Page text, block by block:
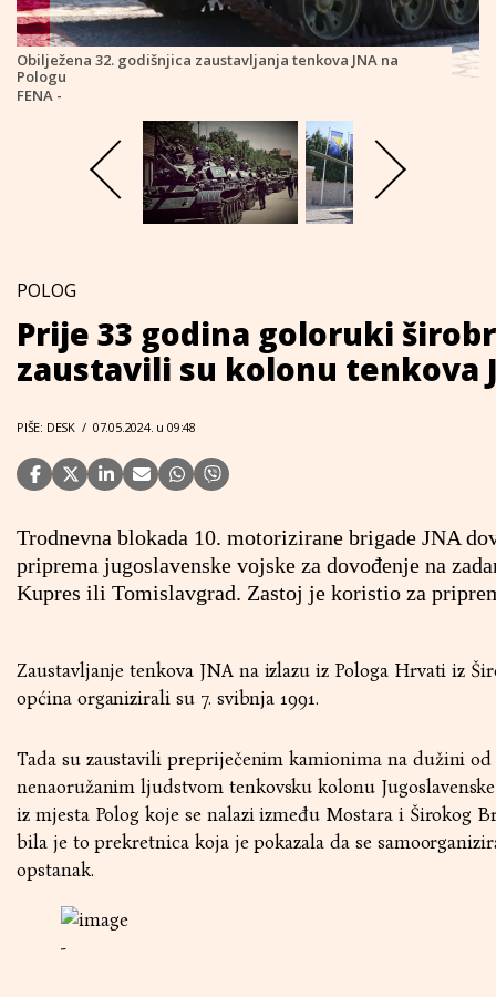
Obilježena 32. godišnjica zaustavljanja tenkova JNA na
Pologu
FENA -
POLOG
Prije 33 godina goloruki
zaustavili su kolonu tenkova
PIŠE: DESK / 07.05.2024. u 09:48
Trodnevna blokada 10. motorizirane brigade JNA
priprema jugoslavenske vojske za dovođenje na
Kupres ili Tomislavgrad. Zastoj je koristio za
Zaustavljanje tenkova JNA na izlazu iz Pologa Hrvati iz
općina organizirali su 7. svibnja 1991.
Tada su zaustavili prepriječenim kamionima na dužini
nenaoružanim ljudstvom tenkovsku kolonu
iz mjesta Polog koje se nalazi između Mostara i Širokog
bila je to prekretnica koja je pokazala da se
opstanak.
-